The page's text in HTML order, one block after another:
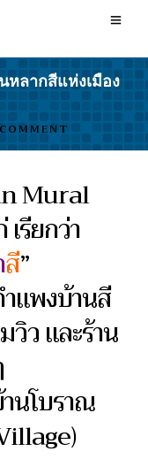
ลากสีแห่งเมือง
Mural
รียกว่า
สี”
แพงบ้านสี
ว และร้าน
นโบราณ